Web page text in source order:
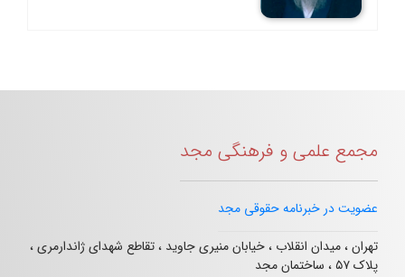
مجمع علمی و فرهنگی مجد
عضویت در خبرنامه حقوقی مجد
تهران ، میدان انقلاب ، خیابان منیری جاوید ، تقاطع شهدای ژاندارمری ،
پلاک ۵۷ ، ساختمان مجد